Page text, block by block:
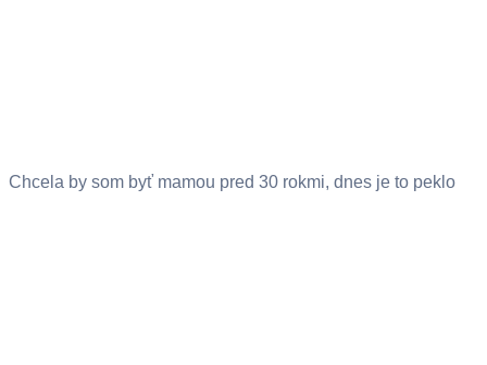
Chcela by som byť mamou pred 30 rokmi, dnes je to peklo